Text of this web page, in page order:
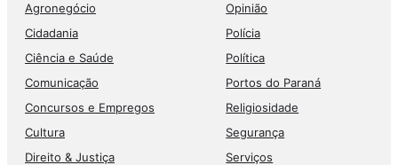
Agronegócio
Cidadania
Ciência e Saúde
Comunicação
Concursos e Empregos
Cultura
Direito & Justiça
Opinião
Polícia
Política
Portos do Paraná
Religiosidade
Segurança
Serviços